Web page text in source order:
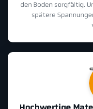
den Boden sorgfältig.
spätere